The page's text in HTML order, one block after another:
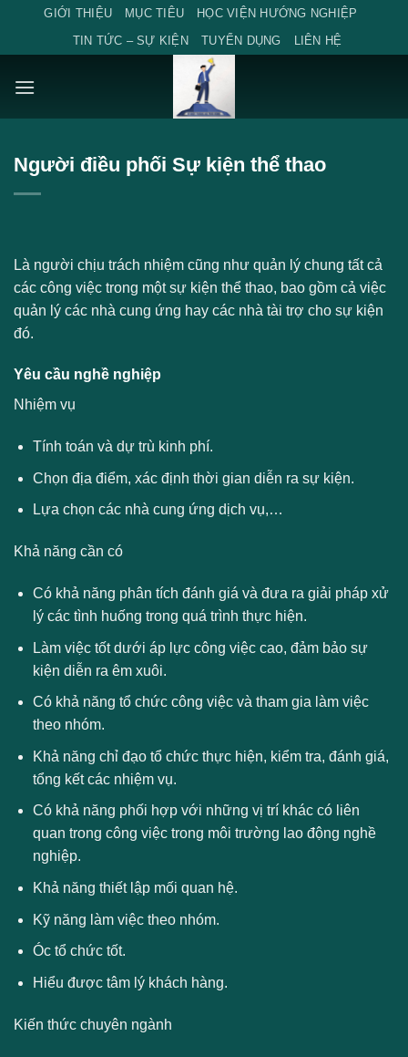
content
GIỚI THIỆU MỤC TIÊU
HỌC VIỆN HƯỚNG NGHIỆP
TIN TỨC – SỰ KIỆN
TUYỂN DỤNG LIÊN HỆ
Người điều phối Sự kiện thể thao
Là người chịu trách nhiệm cũng như quản lý chung tất cả
các công việc trong một sự kiện thể thao, bao gồm cả việc
quản lý các nhà cung ứng hay các nhà tài trợ cho sự kiện
đó.
Yêu cầu nghề nghiệp
Nhiệm vụ
Tính toán và dự trù kinh phí.
Chọn địa điểm, xác định thời gian diễn ra sự kiện.
Lựa chọn các nhà cung ứng dịch vụ,…
Khả năng cần có
Có khả năng phân tích đánh giá và đưa ra giải pháp xử
lý các tình huống trong quá trình thực hiện.
Làm việc tốt dưới áp lực công việc cao, đảm bảo sự
kiện diễn ra êm xuôi.
Có khả năng tổ chức công việc và tham gia làm việc
theo nhóm.
Khả năng chỉ đạo tổ chức thực hiện, kiểm tra, đánh giá,
tổng kết các nhiệm vụ.
Có khả năng phối hợp với những vị trí khác có liên
quan trong công việc trong môi trường lao động nghề
nghiệp.
Khả năng thiết lập mối quan hệ.
Kỹ năng làm việc theo nhóm.
Óc tổ chức tốt.
Hiểu được tâm lý khách hàng.
Kiến thức chuyên ngành